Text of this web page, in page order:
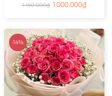
1.150.000₫ 1.000.000₫
-14%